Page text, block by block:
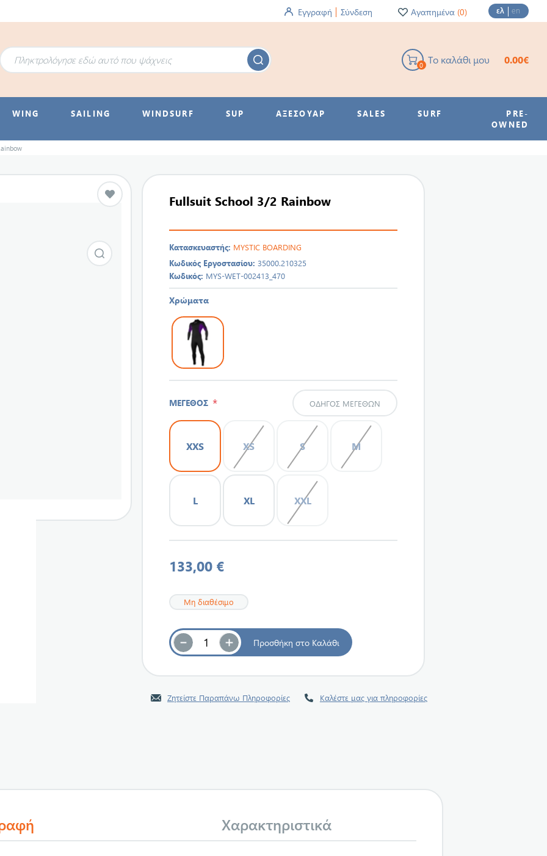
Εγγραφή Σύνδεση Αγαπημένα (0) ελ en
Το καλάθι μου
0 0.00€
WING SAILING WINDSURF SUP ΑΞΕΣΟΥΑΡ SALES SURF
PRE-
OWNED
Fullsuit School 3/2 Rainbow
Κατασκευαστής: MYSTIC BOARDING
Κωδικός Εργοστασίου: 35000.210325
Κωδικός: MYS-WET-002413_470
Χρώματα
ΜΕΓΕΘΟΣ * ΟΔΗΓΌΣ ΜΕΓΕΘΏΝ
XXS XS S M
L XL XXL
133,00 €
Μη διαθέσιμο
Ζητείστε Παραπάνω Πληροφορίες Καλέστε μας για πληροφορίες
Χαρακτηριστικά